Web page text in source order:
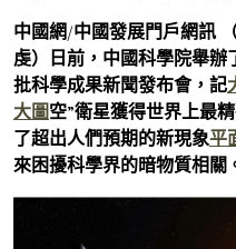
中國網/中國發展門戶網訊
虔）日前，中國科學院舉辦
批科學成果新聞發布會，記
大圖空”衛星獲得世界上最
了超出人們預期的新現象平
來困擾科學界的暗物質相關